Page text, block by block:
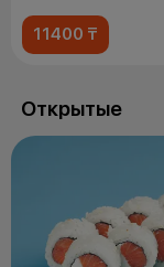
11400 ₸
Открытые